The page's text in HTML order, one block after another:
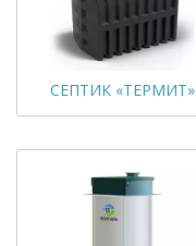
СЕПТИК «ТЕРМИТ»